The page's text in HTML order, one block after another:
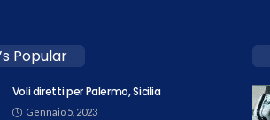
Popular
Voli diretti per Palermo, Sicilia
Gennaio 5, 2023